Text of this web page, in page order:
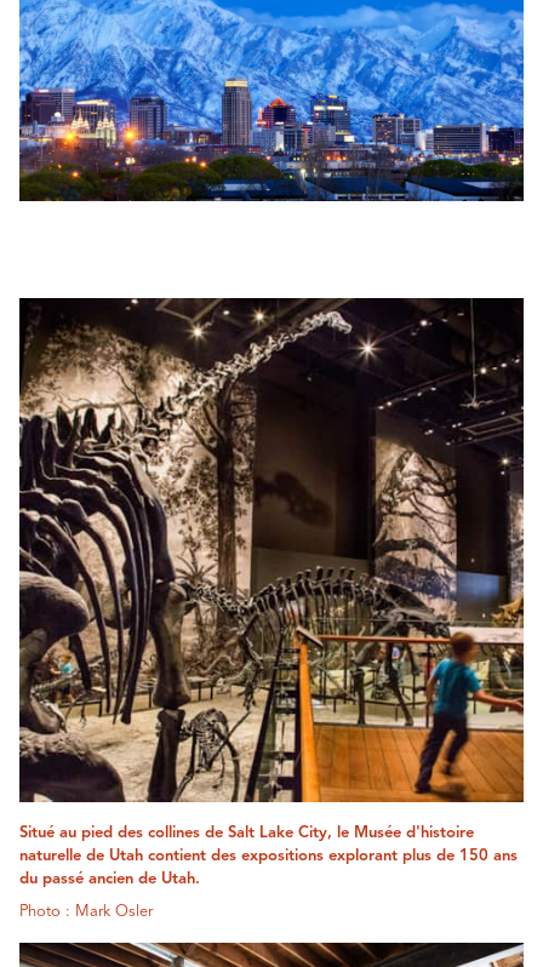
Situé au pied des collines de Salt Lake City, le Musée d'histoire
naturelle de Utah contient des expositions explorant plus de 150 ans
du passé ancien de Utah.
Photo : Mark Osler